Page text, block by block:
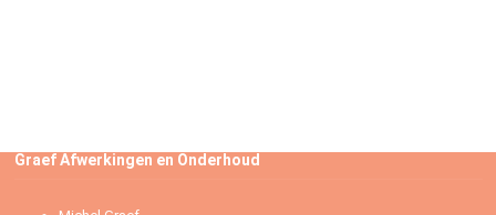
Graef Afwerkingen en Onderhoud